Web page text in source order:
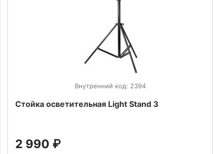
Внутренний код: 2394
Стойка осветительная Light Stand 3
2 990 ₽